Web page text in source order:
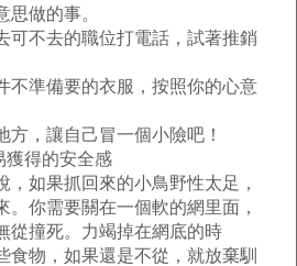
思做的事。
不去的職位打電話，試著推銷
準備要的衣服，按照你的心意
，讓自己冒一個小險吧！
得的安全感
如果抓回來的小鳥野性太足，
。你需要關在一個軟的網里面，
從撞死。力竭掉在網底的時
食物，如果還是不從，就放棄馴